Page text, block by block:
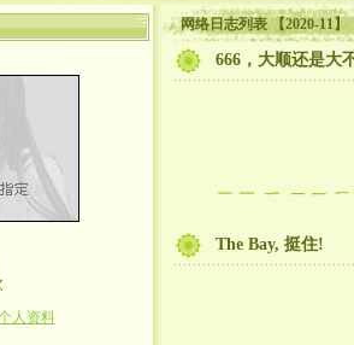
人资料
网络日志列表 【2020-11】
666，大顺还是大
The Bay, 挺住!